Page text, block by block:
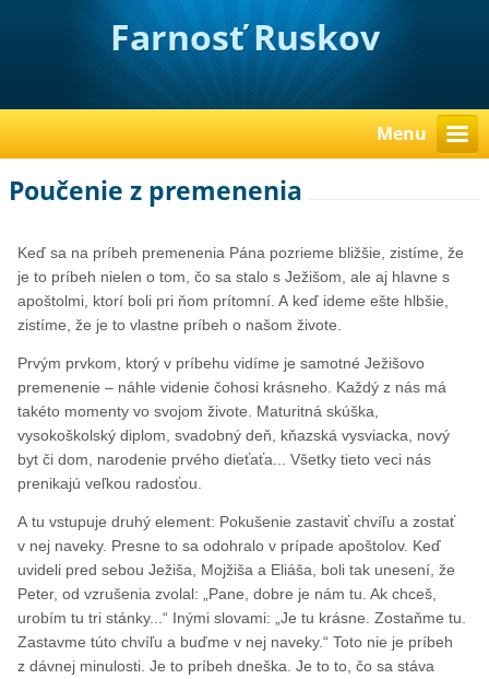
Farnosť Ruskov
Menu
Poučenie z premenenia
Keď sa na príbeh premenenia Pána pozrieme bližšie, zistíme, že
je to príbeh nielen o tom, čo sa stalo s Ježišom, ale aj hlavne s
apoštolmi, ktorí boli pri ňom prítomní. A keď ideme ešte hlbšie,
zistíme, že je to vlastne príbeh o našom živote.
Prvým prvkom, ktorý v príbehu vidíme je samotné Ježišovo
premenenie – náhle videnie čohosi krásneho. Každý z nás má
takéto momenty vo svojom živote. Maturitná skúška,
vysokoškolský diplom, svadobný deň, kňazská vysviacka, nový
byt či dom, narodenie prvého dieťaťa... Všetky tieto veci nás
prenikajú veľkou radosťou.
A tu vstupuje druhý element: Pokušenie zastaviť chvíľu a zostať
v nej naveky. Presne to sa odohralo v prípade apoštolov. Keď
uvideli pred sebou Ježiša, Mojžiša a Eliáša, boli tak unesení, že
Peter, od vzrušenia zvolal: „Pane, dobre je nám tu. Ak chceš,
urobím tu tri stánky...“ Inými slovami: „Je tu krásne. Zostaňme tu.
Zastavme túto chvíľu a buďme v nej naveky.“ Toto nie je príbeh
z dávnej minulosti. Je to príbeh dneška. Je to to, čo sa stáva